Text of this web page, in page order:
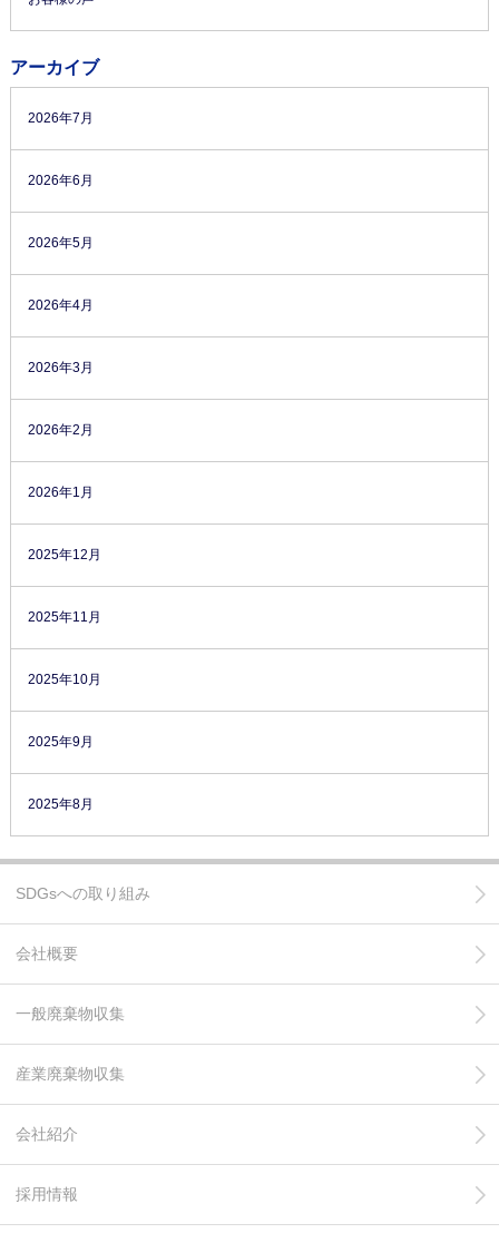
アーカイブ
2026年7月
2026年6月
2026年5月
2026年4月
2026年3月
2026年2月
2026年1月
2025年12月
2025年11月
2025年10月
2025年9月
2025年8月
SDGsへの取り組み
会社概要
一般廃棄物収集
産業廃棄物収集
会社紹介
採用情報